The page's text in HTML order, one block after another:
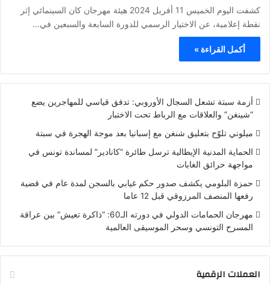
كشفت اليوم الخميس 11 أفريل 2024 هيئة مهرجان كان السينمائي إثر
نقطة إعلامية، عن الاختيار الرسمي للدورة السابعة والسبعين في…
أكمل القراءة »
أزمة سبتة تشعل السجال الأوروبي: تدفق قياسي للمهاجرين يضع
“شينغن” والعلاقات مع الرباط تحت الاختبار
ميلوني تلوّح بتعليق شنغن مع إسبانيا بعد موجة الهجرة في سبتة
الحماية المدنية الإيطالية ترسل طائرة “كانادير” لمساندة تونس في
مواجهة حرائق الغابات
حمزة البلومي يكشف صدور حكم غيابي بالسجن لمدة عام في قضية
رفعها المنصف المرزوقي قبل 12 عاما
مهرجان الحمامات الدولي في دورته الـ60: “ذاكرة تعيش” بين عراقة
المسرح التونسي وسحر الموسيقى العالمية
العملات الرقمية